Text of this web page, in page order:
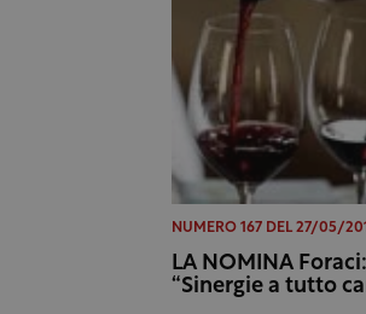
NUMERO 167 DEL 27/05/
LA NOMINA Foraci:
“Sinergie a tutto